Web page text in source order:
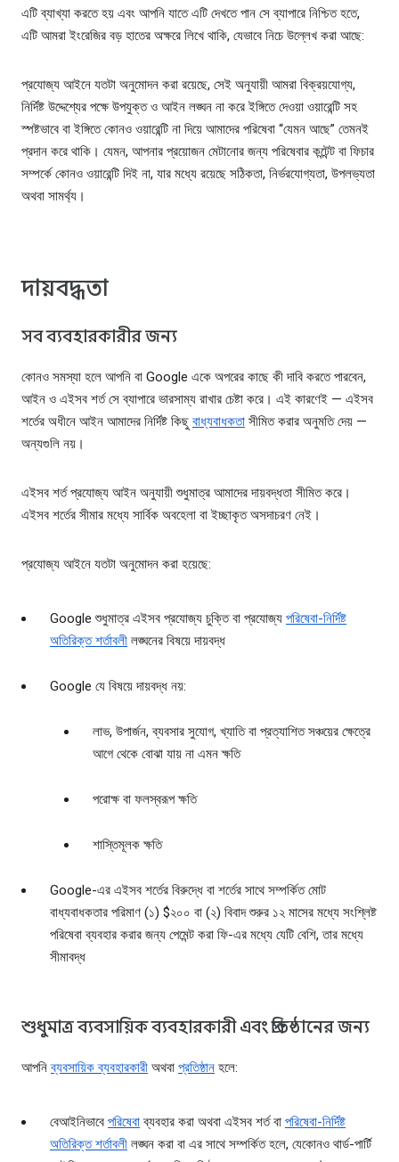
এটি ব্যাখ্যা করতে হয় এবং আপনি যাতে এটি দেখতে পান সে ব্যাপারে নিশ্চিত হতে,
এটি আমরা ইংরেজির বড় হাতের অক্ষরে লিখে থাকি, যেভাবে নিচে উল্লেখ করা আছে:
প্রযোজ্য আইনে যতটা অনুমোদন করা রয়েছে, সেই অনুযায়ী আমরা বিক্রয়যোগ্য,
নির্দিষ্ট উদ্দেশ্যের পক্ষে উপযুক্ত ও আইন লঙ্ঘন না করে ইঙ্গিতে দেওয়া ওয়ারেন্টি সহ
স্পষ্টভাবে বা ইঙ্গিতে কোনও ওয়ারেন্টি না দিয়ে আমাদের পরিষেবা “যেমন আছে” তেমনই
প্রদান করে থাকি। যেমন, আপনার প্রয়োজন মেটানোর জন্য পরিষেবার কন্টেন্ট বা ফিচার
সম্পর্কে কোনও ওয়ারেন্টি দিই না, যার মধ্যে রয়েছে সঠিকতা, নির্ভরযোগ্যতা, উপলভ্যতা
অথবা সামর্থ্য।
দায়বদ্ধতা
সব ব্যবহারকারীর জন্য
কোনও সমস্যা হলে আপনি বা Google একে অপরের কাছে কী দাবি করতে পারবেন,
আইন ও এইসব শর্ত সে ব্যাপারে ভারসাম্য রাখার চেষ্টা করে। এই কারণেই — এইসব
শর্তের অধীনে আইন আমাদের নির্দিষ্ট কিছু বাধ্যবাধকতা সীমিত করার অনুমতি দেয় —
অন্যগুলি নয়।
এইসব শর্ত প্রযোজ্য আইন অনুযায়ী শুধুমাত্র আমাদের দায়বদ্ধতা সীমিত করে।
এইসব শর্তের সীমার মধ্যে সার্বিক অবহেলা বা ইচ্ছাকৃত অসদাচরণ নেই।
প্রযোজ্য আইনে যতটা অনুমোদন করা হয়েছে:
Google শুধুমাত্র এইসব প্রযোজ্য চুক্তি বা প্রযোজ্য পরিষেবা-নির্দিষ্ট
অতিরিক্ত শর্তাবলী লঙ্ঘনের বিষয়ে দায়বদ্ধ
Google যে বিষয়ে দায়বদ্ধ নয়:
লাভ, উপার্জন, ব্যবসার সুযোগ, খ্যাতি বা প্রত্যাশিত সঞ্চয়ের ক্ষেত্রে
আগে থেকে বোঝা যায় না এমন ক্ষতি
পরোক্ষ বা ফলস্বরূপ ক্ষতি
শাস্তিমূলক ক্ষতি
Google-এর এইসব শর্তের বিরুদ্ধে বা শর্তের সাথে সম্পর্কিত মোট
বাধ্যবাধকতার পরিমাণ (১) $২০০ বা (২) বিবাদ শুরুর ১২ মাসের মধ্যে সংশ্লিষ্ট
পরিষেবা ব্যবহার করার জন্য পেমেন্ট করা ফি-এর মধ্যে যেটি বেশি, তার মধ্যে
সীমাবদ্ধ
শুধুমাত্র ব্যবসায়িক ব্যবহারকারী এবং প্রতিষ্ঠানের জন্য
আপনিব্যবসায়িক ব্যবহারকারী অথবা প্রতিষ্ঠান হলে:
বেআইনিভাবে পরিষেবাব্যবহার করা অথবা এইসব শর্ত বা পরিষেবা-নির্দিষ্ট
অতিরিক্ত শর্তাবলী লঙ্ঘন করা বা এর সাথে সম্পর্কিত হলে, যেকোনও থার্ড-পার্টি